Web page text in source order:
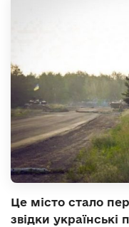
Це місто стало
звідки українські